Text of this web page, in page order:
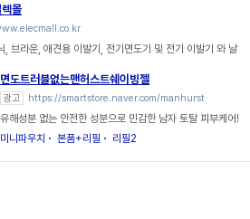
몰
, 브라운, 애견용 이발기, 전기면도기 및 전기 이발기 와 날
면도트러블없는맨허스트쉐이빙젤
광고 https://smartstore.naver.com/manhurst
유해성분 없는 안전한 성분으로 민감한 남자 토탈 피부케어!
미니파우치
본품+리필 리필2